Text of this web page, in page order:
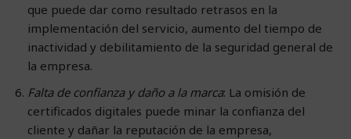
que puede dar como resultado retrasos en la
implementación del servicio, aumento del tiempo de
inactividad y debilitamiento de la seguridad general de
la empresa.
Falta de confianza y daño a la marca: La omisión de
certificados digitales puede minar la confianza del
cliente y dañar la reputación de la empresa,